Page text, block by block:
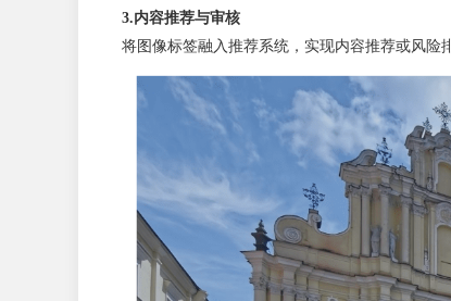
3.内容推荐与审核
将图像标签融入推荐系统，实现内容推荐或风险